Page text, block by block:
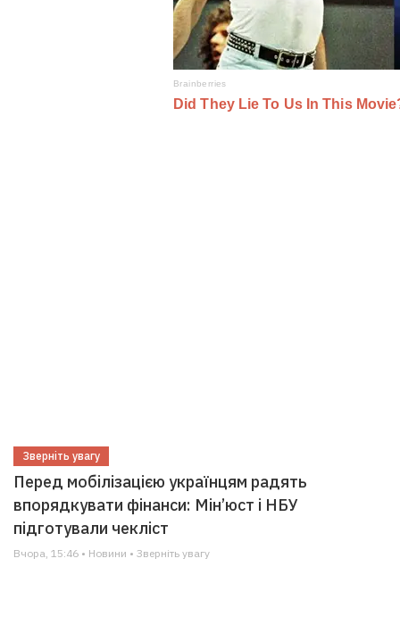
Зверніть увагу
Перед мобілізацією українцям радять
впорядкувати фінанси: Мін’юст і НБУ
підготували чекліст
Вчора, 15:46 • Новини • Зверніть увагу